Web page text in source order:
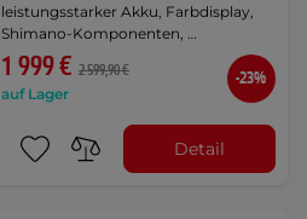
leistungsstarker Akku, Farbdisplay,
Shimano-Komponenten, …
1 999 € 2 599,90 €
auf Lager
-23%
Detail